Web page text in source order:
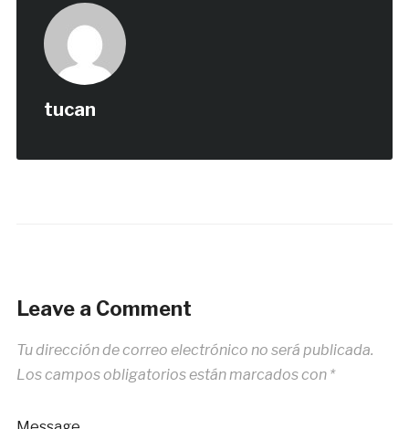
tucan
Leave a Comment
Tu dirección de correo electrónico no será publicada.
Los campos obligatorios están marcados con *